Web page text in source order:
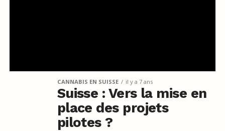
CANNABIS EN SUISSE il y a 7 ans
Suisse : Vers la mise en
place des projets
pilotes ?